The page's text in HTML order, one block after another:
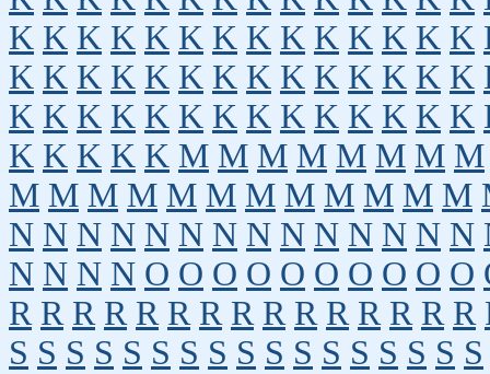
K K K K K K K K K K K K K K
K K K K K K K K K K K K K K
K K K K K K K K K K K K K K
K K K K K M M M M M M M M
M M M M M M M M M M M M
N N N N N N N N N N N N N N
N N N N O O O O O O O O O O
R R R R R R R R R R R R R R R
S S S S S S S S S S S S S S S S S